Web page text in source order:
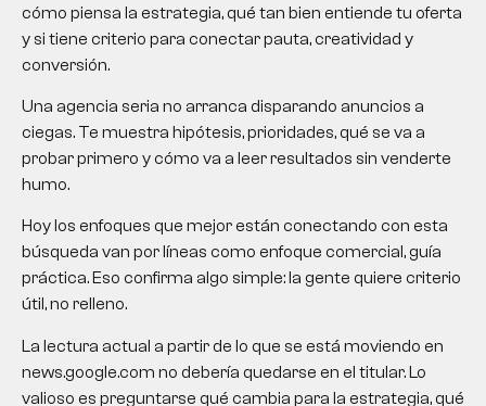
cómo piensa la estrategia, qué tan bien entiende tu oferta
y si tiene criterio para conectar pauta, creatividad y
conversión.
Una agencia seria no arranca disparando anuncios a
ciegas. Te muestra hipótesis, prioridades, qué se va a
probar primero y cómo va a leer resultados sin venderte
humo.
Hoy los enfoques que mejor están conectando con esta
búsqueda van por líneas como enfoque comercial, guía
práctica. Eso confirma algo simple: la gente quiere criterio
útil, no relleno.
La lectura actual a partir de lo que se está moviendo en
news.google.com no debería quedarse en el titular. Lo
valioso es preguntarse qué cambia para la estrategia, qué